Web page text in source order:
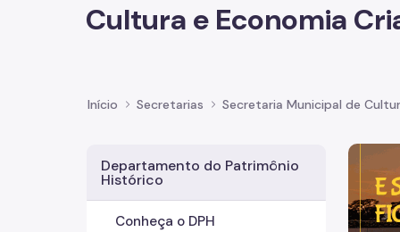
Cultura e Economia
Início Secretarias Secretaria Municipal de
Departamento do Patrimônio
Histórico
Conheça o DPH